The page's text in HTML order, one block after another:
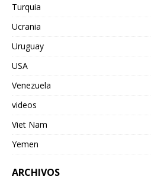
Turquia
Ucrania
Uruguay
USA
Venezuela
videos
Viet Nam
Yemen
ARCHIVOS